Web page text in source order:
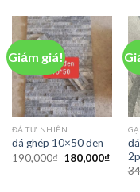
Giảm giá!
ĐÁ TỰ NHIÊN
đá ghép 10×50 đen
190,000₫ 180,000₫
2p